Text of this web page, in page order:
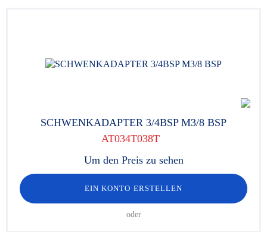
SCHWENKADAPTER 3/4BSP M3/8 BSP
AT034T038T
Um den Preis zu sehen
EIN KONTO ERSTELLEN
oder